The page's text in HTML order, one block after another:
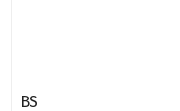
BS